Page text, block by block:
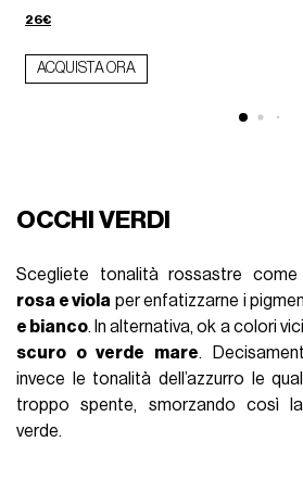
26€
ACQUISTA ORA
OCCHI VERDI
Scegliete tonalità rossastre come
rosa e viola per enfatizzarne i
e bianco. In alternativa, ok a colori
scuro o verde mare.
invece le tonalità dell’azzurro le
troppo spente, smorzando così la
verde.